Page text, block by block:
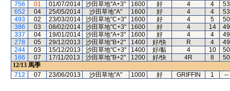
756
01 01/07/2014 沙田草地"A+3" 1600 好 4 4
53
652
04 25/05/2014 沙田草地"A" 1600 好 4 4
53
493
02 23/03/2014 沙田草地"C+3" 1600 好 4 5
50
386
03 08/02/2014 沙田草地"C+3" 1600 好 4 14
49
337
04 19/01/2014 沙田草地"A+3" 1600 好 4 4
49
278
05 29/12/2013 沙田草地"B+2" 1400 好/快 R 4
49
244
03 15/12/2013 沙田草地"C+3" 1400 好/黏 4 10
50
166
07 17/11/2013 沙田草地"B+2" 1200 好/快 4R 8
50
12/13 馬季
712
07 23/06/2013 沙田草地"A" 1000 好 GRIFFIN 1 --